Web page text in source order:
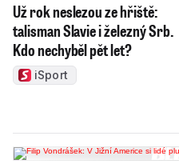
Už rok neslezou ze hřiště:
talisman Slavie i železný Srb.
Kdo nechyběl pět let?
iSport